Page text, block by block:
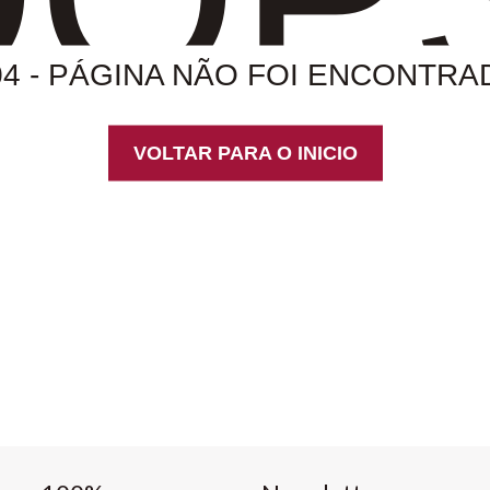
- PÁGINA NÃO FOI
VOLTAR PARA O INICIO